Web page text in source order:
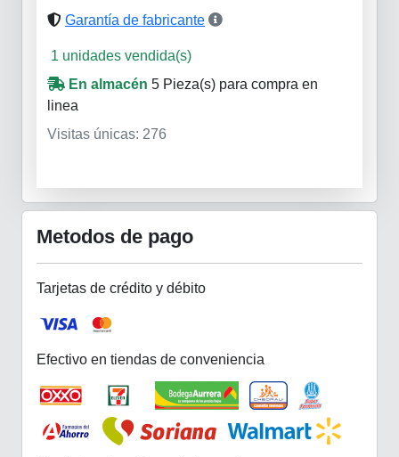
Garantía de fabricante
1 unidades vendida(s)
En almacén 5 Pieza(s) para compra en
linea
Visitas únicas: 276
Metodos de pago
Tarjetas de crédito y débito
Efectivo en tiendas de conveniencia